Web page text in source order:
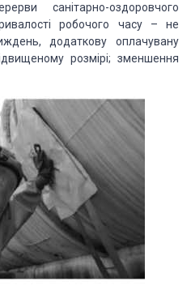
санітарно-оздоровчого
робочого часу – не
додаткову оплачувану
розмірі; зменшення